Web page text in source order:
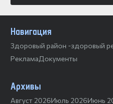
Навигация
Здоровый район -здоровый
РекламаДокументы
Архивы
Август 2026Июль 2026Июнь